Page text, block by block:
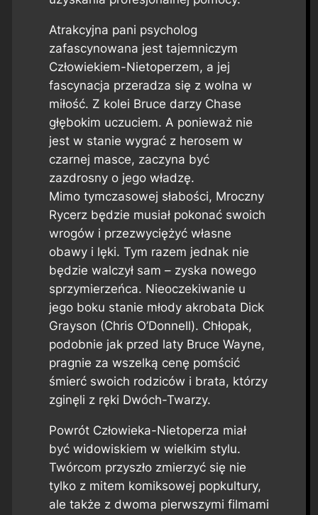
Atrakcyjna pani psycholog
zafascynowana jest tajemniczym
Człowiekiem-Nietoperzem, a jej
fascynacja przeradza się z wolna w
miłość. Z kolei Bruce darzy Chase
głębokim uczuciem. A ponieważ nie
jest w stanie wygrać z herosem w
czarnej masce, zaczyna być
zazdrosny o jego władzę.
Mimo tymczasowej słabości, Mroczny
Rycerz będzie musiał pokonać swoich
wrogów i przezwyciężyć własne
obawy i lęki. Tym razem jednak nie
będzie walczył sam – zyska nowego
sprzymierzeńca. Nieoczekiwanie u
jego boku stanie młody akrobata Dick
Grayson (Chris O’Donnell). Chłopak,
podobnie jak przed laty Bruce Wayne,
pragnie za wszelką cenę pomścić
śmierć swoich rodziców i brata, którzy
zginęli z ręki Dwóch-Twarzy.
Powrót Człowieka-Nietoperza miał
być widowiskiem w wielkim stylu.
Twórcom przyszło zmierzyć się nie
tylko z mitem komiksowej popkultury,
ale także z dwoma pierwszymi filmami